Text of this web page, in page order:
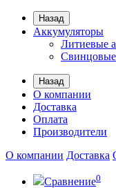
Назад
Аккумуляторы
Литиевые
Назад
О компании
Доставка
Оплата
Производители
О компании Доставка
Сравнение0